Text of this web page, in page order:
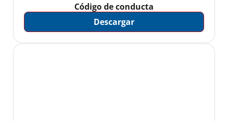
Código de conducta
Descargar